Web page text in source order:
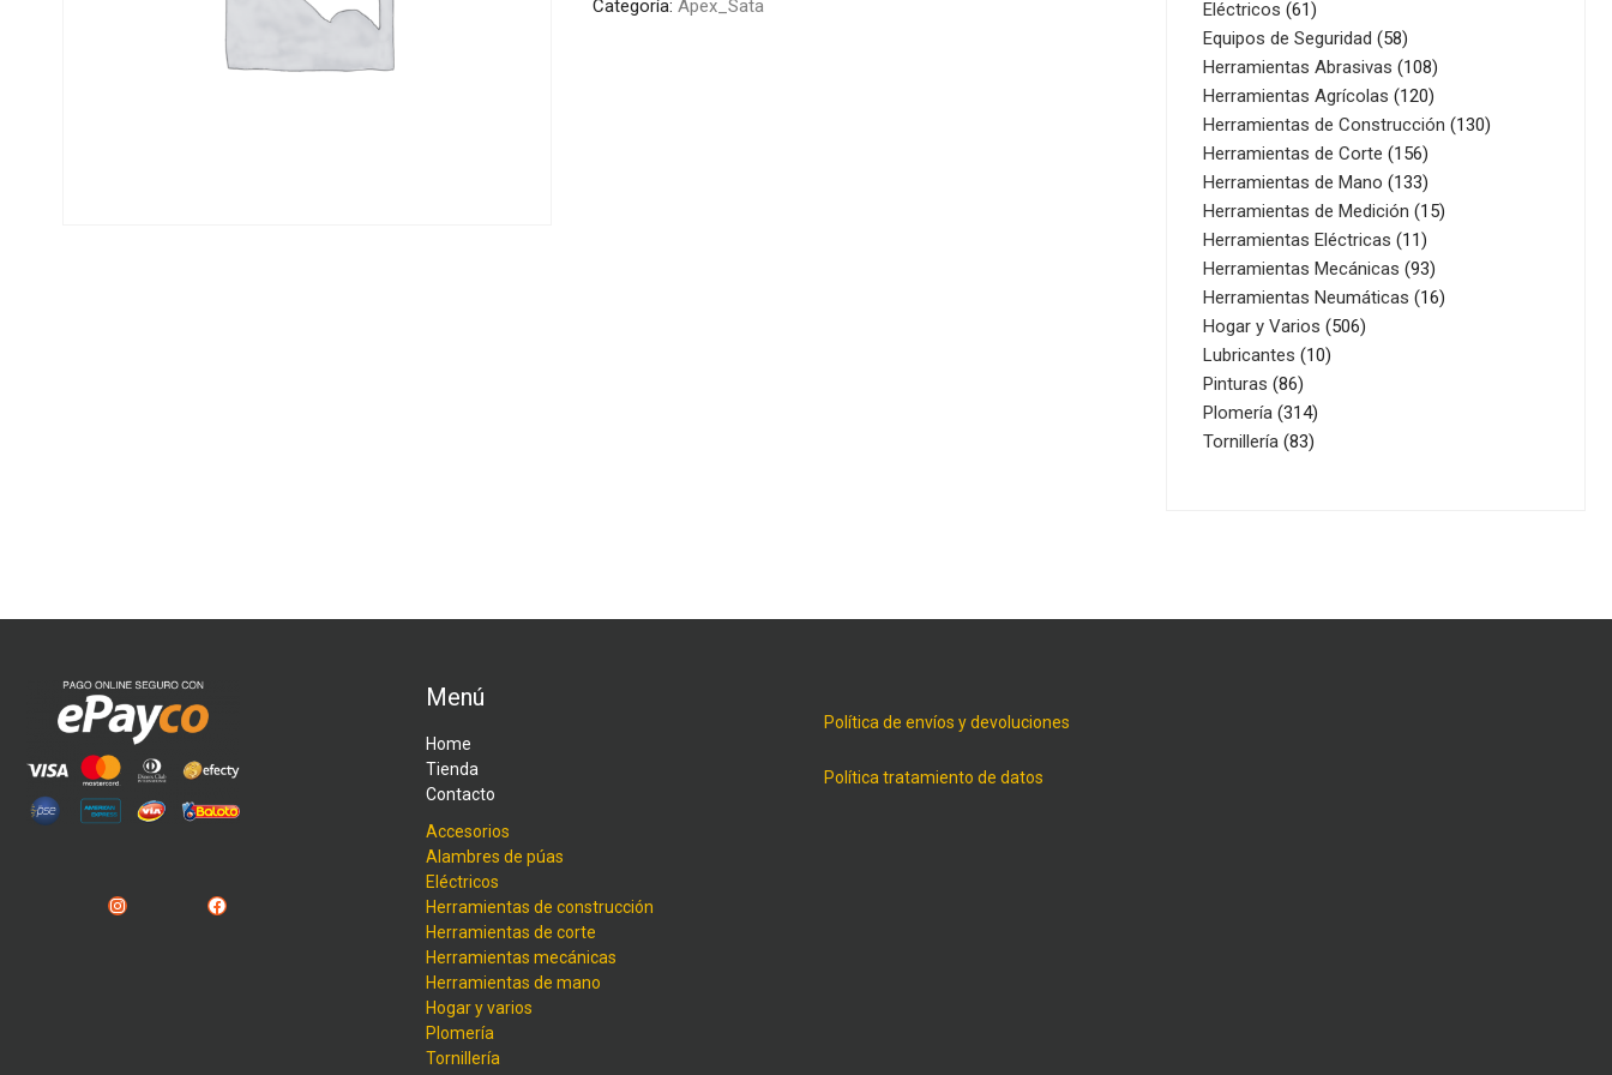
Categoría: Apex_Sata Eléctricos 6161
productos
Equipos de Seguridad 5858
productos
Herramientas Abrasivas 108108
productos
Herramientas Agrícolas 120120
productos
Herramientas de Construcción 130130
Herramientas de Corte 156156
productos
Herramientas de Mano 133133
productos
Herramientas de Medición 1515
Herramientas Eléctricas 1111
productos
Herramientas Mecánicas 9393
productos
Herramientas Neumáticas 1616
Hogar y Varios 506506
Lubricantes 1010
Pinturas 8686
productos
Plomería 314314
productos
Tornillería 8383
Instagram Facebook
Menú
Home
Tienda
Contacto
Accesorios
Alambres de púas
Eléctricos
Herramientas de construcción
Herramientas de corte
Herramientas mecánicas
Herramientas de mano
Hogar y varios
Plomería
Tornillería
Política de envíos y devoluciones
Política tratamiento de datos